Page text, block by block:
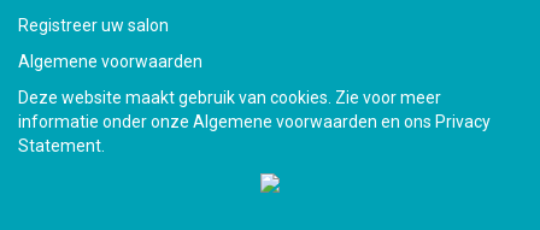
Registreer uw salon
Algemene voorwaarden
Deze website maakt gebruik van cookies. Zie voor meer
informatie onder onze Algemene voorwaarden en ons Privacy
Statement.